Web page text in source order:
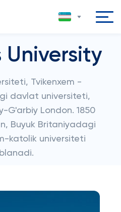
University
Tvikenxem -
davlat universiteti,
G'arbiy London. 1850
Buyuk Britaniyadagi
katolik universiteti